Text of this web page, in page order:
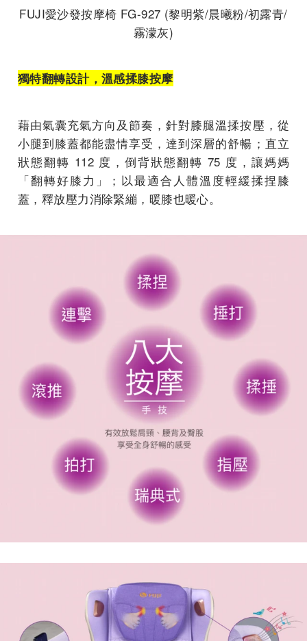
FUJI愛沙發按摩椅 FG-927 (黎明紫/晨曦粉/初露青/
霧濛灰)
獨特翻轉設計，溫感揉膝按摩
藉由氣囊充氣方向及節奏，針對膝腿溫揉按壓，從
小腿到膝蓋都能盡情享受，達到深層的舒暢；直立
狀態翻轉 112 度，倒背狀態翻轉 75 度，讓媽媽
「翻轉好膝力」；以最適合人體溫度輕緩揉捏膝
蓋，釋放壓力消除緊繃，暖膝也暖心。